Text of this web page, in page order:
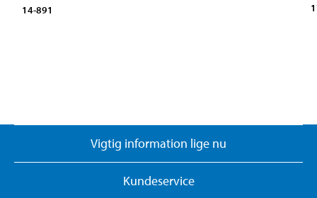
14-891
Vigtig information lige nu
Kundeservice